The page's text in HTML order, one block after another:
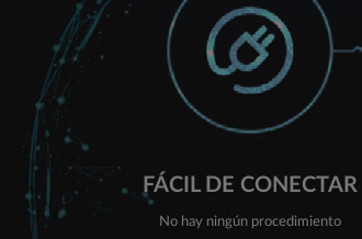
FÁCIL DE CONECTAR
No hay ningún procedimiento